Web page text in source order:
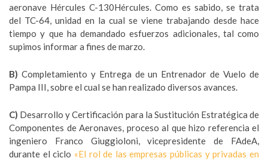
aeronave Hércules C-130Hércules. Como es sabido, se trata
del TC-64, unidad en la cual se viene trabajando desde hace
tiempo y que ha demandado esfuerzos adicionales, tal como
supimos informar a fines de marzo.
B) Completamiento y Entrega de un Entrenador de Vuelo de
Pampa III, sobre el cual se han realizado diversos avances.
C) Desarrollo y Certificación para la Sustitución Estratégica de
Componentes de Aeronaves, proceso al que hizo referencia el
ingeniero Franco Giuggioloni, vicepresidente de FAdeA,
durante el ciclo «El rol de las empresas públicas y privadas en